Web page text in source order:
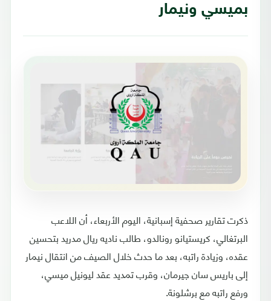
بميسي ونيمار
ذكرت تقارير صحفية إسبانية، اليوم الأربعاء، أن اللاعب
البرتغالي، كريستيانو رونالدو، طالب ناديه ريال مدريد بتحسين
عقده، وزيادة راتبه، بعد ما حدث خلال الصيف من انتقال نيمار
إلى باريس سان جيرمان، وقرب تمديد عقد ليونيل ميسي،
ورفع راتبه مع برشلونة.